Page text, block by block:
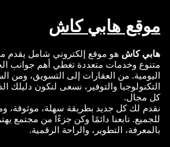
موقع هابي كاش
هابي كاش هو موقع إلكتروني شامل يقدم
متنوع وخدمات متعددة تغطي أهم جوانب
اليومية. من العقارات إلى التسويق، ومن
التكنولوجيا والتوفير، نسعى لنكون دليلك
كل مجال.
نقدم لك كل جديد بطريقة سهلة، موثوقة،
للجميع. تابعنا دائمًا وكن جزءًا من مجتمع
بالمعرفة، التطوير، والراحة الرقمية.